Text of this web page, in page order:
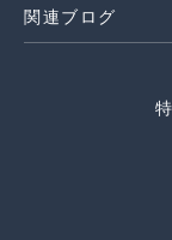
関連ブログ